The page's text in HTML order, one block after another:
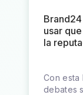
usar
la
Con esta
debates